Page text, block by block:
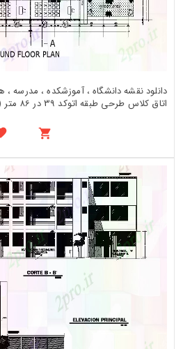
دانلود نقشه دانشگاه ، آموزشکده ، مدرسه ،
اتاق کلاس طرحی طبقه اتوکد 39 در 86 متر (کد167392)